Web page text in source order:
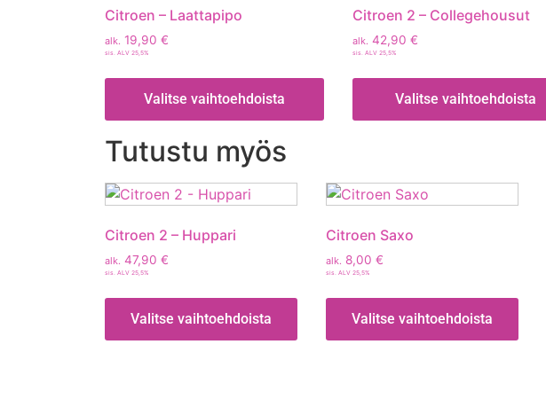
Citroen – Laattapipo
alk. 19,90 €
sis. ALV 25,5%
Valitse vaihtoehdoista
Citroen 2 – Collegehousut
alk. 42,90 €
sis. ALV 25,5%
Valitse vaihtoehdoista
Tutustu myös
Citroen 2 – Huppari
alk. 47,90 €
sis. ALV 25,5%
Valitse vaihtoehdoista
Citroen Saxo
alk. 8,00 €
sis. ALV 25,5%
Valitse vaihtoehdoista